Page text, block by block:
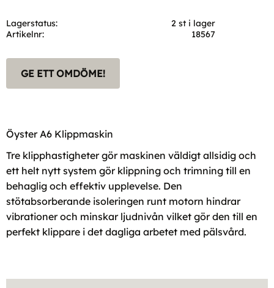
Lagerstatus
2 st i lager
Artikelnr
18567
GE ETT OMDÖME!
Öyster A6 Klippmaskin
Tre klipphastigheter gör maskinen väldigt allsidig och
ett helt nytt system gör klippning och trimning till en
behaglig och effektiv upplevelse. Den
stötabsorberande isoleringen runt motorn hindrar
vibrationer och minskar ljudnivån vilket gör den till en
perfekt klippare i det dagliga arbetet med pälsvård.